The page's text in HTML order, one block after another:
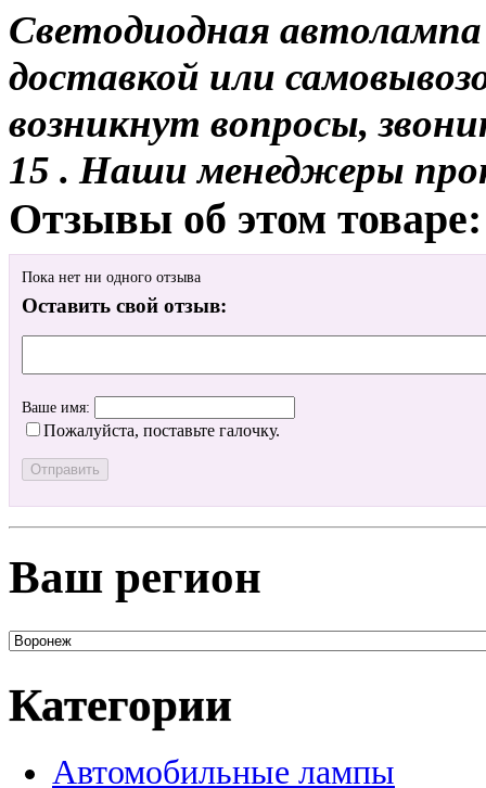
Светодиодная
доставкой или
возникнут вопросы,
15 . Наши менеджеры
Отзывы об этом товаре:
Пока нет ни одного отзыва
Оставить свой отзыв:
Ваше имя:
Пожалуйста, поставьте галочку.
Ваш регион
Категории
Автомобильные лампы